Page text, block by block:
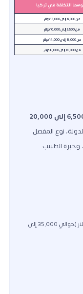
التكلفة في تركيا
من 6,500 إلى 13,000 دولار
من 5,500 إلى 10,000 دولار
من 8,000 إلى 14,000 دولار
من 8,000 إلى 15,000 دولار
بين 6,500 إلى 20,000
نوع المفصل
الطبيب.
تتراوح بين 12,500 إلى 14,000 دولار (حوالي 35,000 إلى